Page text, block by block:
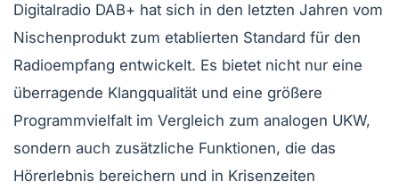
Digitalradio DAB+ hat sich in den letzten Jahren vom
Nischenprodukt zum etablierten Standard für den
Radioempfang entwickelt. Es bietet nicht nur eine
überragende Klangqualität und eine größere
Programmvielfalt im Vergleich zum analogen UKW,
sondern auch zusätzliche Funktionen, die das
Hörerlebnis bereichern und in Krisenzeiten